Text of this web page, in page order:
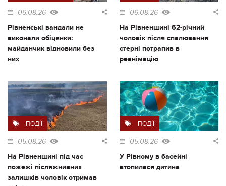
06.08.26
Рівненські вандали не
виконали обіцянки:
майданчик відновили без
них
06.08.26
На Рівненщині 62-річний
чоловік після спалювання
стерні потрапив в
реанімацію
ПОДІЇ
05.08.26
На Рівненщині під час
пожежі післяжнивних
залишків чоловік отримав
ПОДІЇ
05.08.26
У Рівному в басейні
втопилася дитина